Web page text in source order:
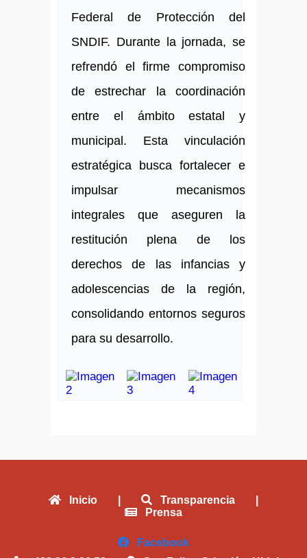
Federal de Protección del
SNDIF. Durante la jornada, se
refrendó el firme compromiso
de estrechar la coordinación
entre el ámbito estatal y
municipal. Esta vinculación
estratégica busca fortalecer e
impulsar mecanismos
integrales que aseguren la
restitución plena de los
derechos de las infancias y
adolescencias de la región,
consolidando entornos seguros
para su desarrollo.
Inicio Transparencia
Prensa
Facebook